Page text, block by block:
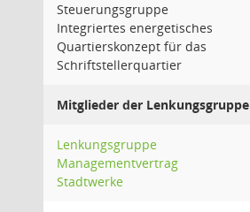
Steuerungsgruppe
Integriertes energetisches
Quartierskonzept für das
Schriftstellerquartier
Mitglieder der Lenkungsgruppe
Lenkungsgruppe
Managementvertrag
Stadtwerke